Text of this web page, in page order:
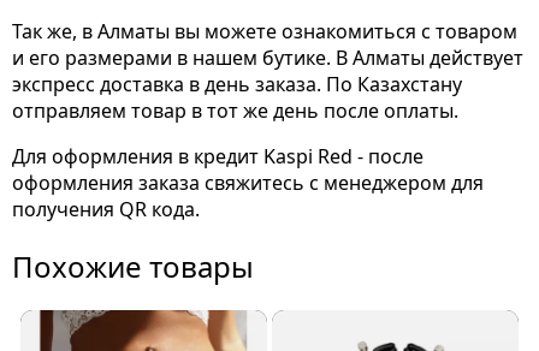
Так же, в Алматы вы можете ознакомиться с товаром
и его размерами в нашем бутике. В Алматы действует
экспресс доставка в день заказа. По Казахстану
отправляем товар в тот же день после оплаты.
Для оформления в кредит Kaspi Red - после
оформления заказа свяжитесь с менеджером для
получения QR кода.
Похожие товары